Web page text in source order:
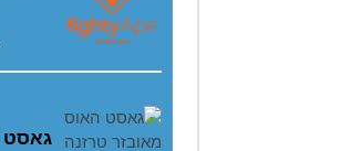
גאסט‭ ‬האוס‭ ‬מאובזר‭ ‬טרזנה